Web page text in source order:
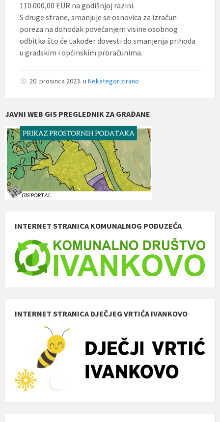
110.000,00 EUR na godišnjoj razini.
S druge strane, smanjuje se osnovica za izračun
poreza na dohodak povećanjem visine osobnog
odbitka što će također dovesti do smanjenja prihoda
u gradskim i općinskim proračunima.
20. prosinca 2023. u Nekategorizirano
JAVNI WEB GIS PREGLEDNIK ZA GRAĐANE
INTERNET STRANICA KOMUNALNOG PODUZEĆA
INTERNET STRANICA DJEČJEG VRTIĆA IVANKOVO